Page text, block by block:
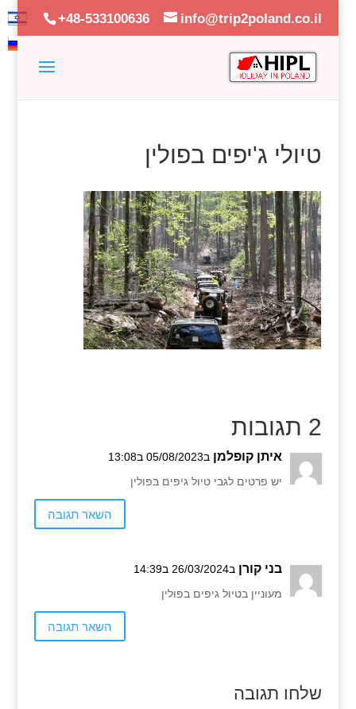
+48-533100636 info@trip2poland.co.il
טיולי ג'יפים בפולין
2 תגובות
איתן קופלמן ב05/08/2023 ב13:08
יש פרטים לגבי טיול גיפים בפולין
השאר תגובה
בני קורן ב26/03/2024 ב14:39
מעוניין בטיול גיפים בפולין
השאר תגובה
שלחו תגובה